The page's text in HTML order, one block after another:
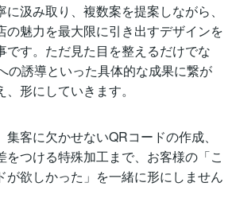
汲み取り、複数案を提案しながら、
の魅力を最大限に引き出すデザインを
です。ただ見た目を整えるだけでな
の誘導といった具体的な成果に繋が
形にしていきます。
客に欠かせないQRコードの作成、
をつける特殊加工まで、お客様の「こ
が欲しかった」を一緒に形にしません